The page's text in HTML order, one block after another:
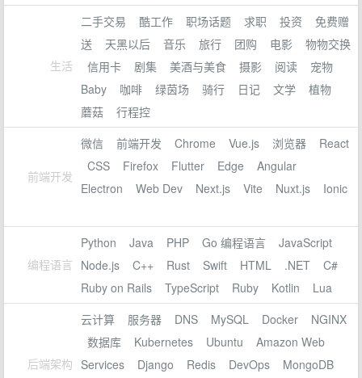
生活
二手交易 酷工作 职场话题 求职 投资
免费赠
送
天黑以后 音乐 旅行 团购 电影
物物交换
信用卡
剧集 美酒与美食 摄影 阅读
宠物
Baby
咖啡 绿茵场 骑行 日记 文学
植物
蘑菇
行程控
前端开发
微信 前端开发 Chrome Vue.js 浏览器
React
CSS
Firefox Flutter Edge
Angular
Electron
Web Dev Next.js Vite Nuxt.js Ionic
编程语言
Python Java PHP Go 编程语言
JavaScript
Node.js
C++ Rust Swift HTML .NET
C#
Ruby on Rails
TypeScript Ruby Kotlin Lua
后端架构
云计算 服务器 DNS MySQL Docker
NGINX
数据库
Kubernetes Ubuntu
Amazon Web
Services
Django Redis DevOps
MongoDB